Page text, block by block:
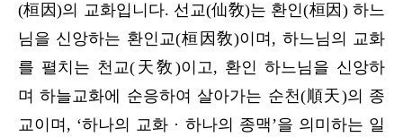
(桓因)의 교화입니다. 선교(仙敎)는 환인(桓因) 하느
님을 신앙하는 환인교(桓因敎)이며, 하느님의 교화
를 펼치는 천교(天敎)이고, 환인 하느님을 신앙하
며 하늘교화에 순응하여 살아가는 순천(順天)의 종
교이며, ‘하나의 교화 · 하나의 종맥’을 의미하는 일